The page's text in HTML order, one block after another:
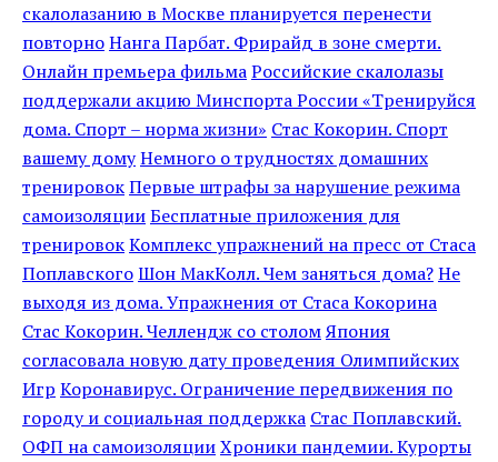
скалолазанию в Москве планируется перенести
повторноНанга Парбат. Фрирайд в зоне смерти.
Онлайн премьера фильмаРоссийские скалолазы
поддержали акцию Минспорта России «Тренируйся
дома. Спорт – норма жизни» Стас Кокорин. Спорт
вашему домуНемного о трудностях домашних
тренировокПервые штрафы за нарушение режима
самоизоляцииБесплатные приложения для
тренировокКомплекс упражнений на пресс от Стаса
Поплавского Шон МакКолл. Чем заняться дома?Не
выходя из дома. Упражнения от Стаса Кокорина
Стас Кокорин. Челлендж со столомЯпония
согласовала новую дату проведения Олимпийских
Игр Коронавирус. Ограничение передвижения по
городу и социальная поддержка Стас Поплавский.
ОФП на самоизоляцииХроники пандемии. Курорты